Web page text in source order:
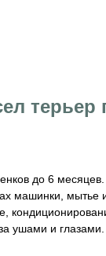
до 6
машинки,
ушами и глазами.